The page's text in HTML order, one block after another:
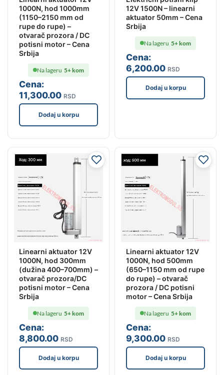
1000N, hod 1000mm
(1150–2150 mm od
rupe do rupe) –
otvarač prozora / DC
potisni motor – Cena
Srbija
Cena:
11,300.00 RSD
Na lageru 5+ kom
Dodaj u korpu
12V 1500N – linearni
aktuator 50mm – Cena
Srbija
Cena:
6,200.00 RSD
Na lageru 5+ kom
Dodaj u korpu
Linearni aktuator 12V
1000N, hod 300mm
(dužina 400–700mm) –
otvarač prozora/DC
potisni motor – Cena
Srbija
Cena:
8,800.00 RSD
Na lageru 5+ kom
Dodaj u korpu
Linearni aktuator 12V
1000N, hod 500mm
(650–1150 mm od rupe
do rupe) – otvarač
prozora / DC potisni
motor – Cena Srbija
Cena:
9,300.00 RSD
Na lageru 5+ kom
Dodaj u korpu